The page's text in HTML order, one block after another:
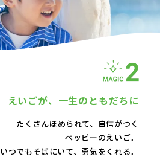
えいごが、 一生のともだちに
たくさんほめられて、自信がつく
ペッピーのえいご。
いつでもそばにいて、 勇気をくれる。